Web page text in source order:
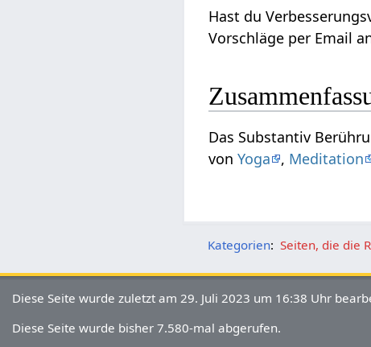
Hast du
Vorschläge per Email
Das Substantiv Berührung‏‎ kann gesehen werden im Kontext von Bewegung und kann interpretiert werden
vonYoga , Meditation
Kategorien: Seiten, die die
Diese Seite wurde zuletzt am 29. Juli 2023 um 16:38 Uhr
Diese Seite wurde bisher 7.580-mal abgerufen.